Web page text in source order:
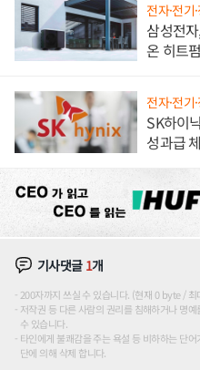
전자·전기
삼성전
온 히트
전자·전기
SK하이
성과급
기사댓글 1개
200자까지 쓰실 수 있습니다. (현재 0 byte /
저작권 등 다른 사람의 권리를 침해하거나 명
수 있습니다.
타인에게 불쾌감을 주는 욕설 등 비하하는 단
단에 의해 삭제 합니다.